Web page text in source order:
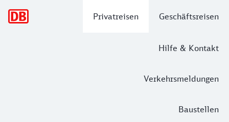
Privatreisen Geschäftsreisen
Hilfe & Kontakt
Verkehrsmeldungen
Baustellen